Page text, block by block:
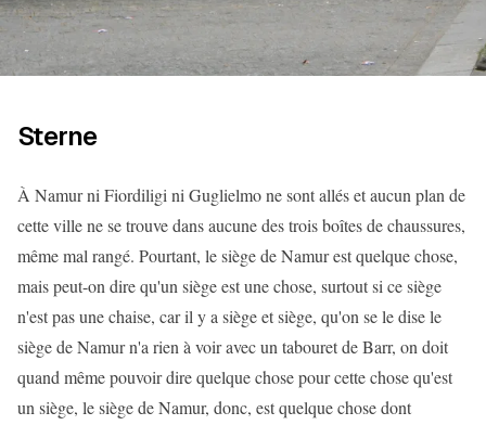
Sterne
À Namur ni Fiordiligi ni Guglielmo ne sont allés et aucun plan de
cette ville ne se trouve dans aucune des trois boîtes de chaussures,
même mal rangé. Pourtant, le siège de Namur est quelque chose,
mais peut-on dire qu'un siège est une chose, surtout si ce siège
n'est pas une chaise, car il y a siège et siège, qu'on se le dise le
siège de Namur n'a rien à voir avec un tabouret de Barr, on doit
quand même pouvoir dire quelque chose pour cette chose qu'est
un siège, le siège de Namur, donc, est quelque chose dont